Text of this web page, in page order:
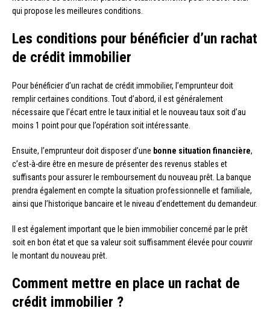
qui propose les meilleures conditions.
Les conditions pour bénéficier d’un rachat
de crédit immobilier
Pour bénéficier d’un rachat de crédit immobilier, l’emprunteur doit
remplir certaines conditions. Tout d’abord, il est généralement
nécessaire que l’écart entre le taux initial et le nouveau taux soit d’au
moins 1 point pour que l’opération soit intéressante.
Ensuite, l’emprunteur doit disposer d’une bonne situation financière,
c’est-à-dire être en mesure de présenter des revenus stables et
suffisants pour assurer le remboursement du nouveau prêt. La banque
prendra également en compte la situation professionnelle et familiale,
ainsi que l’historique bancaire et le niveau d’endettement du demandeur.
Il est également important que le bien immobilier concerné par le prêt
soit en bon état et que sa valeur soit suffisamment élevée pour couvrir
le montant du nouveau prêt.
Comment mettre en place un rachat de
crédit immobilier ?